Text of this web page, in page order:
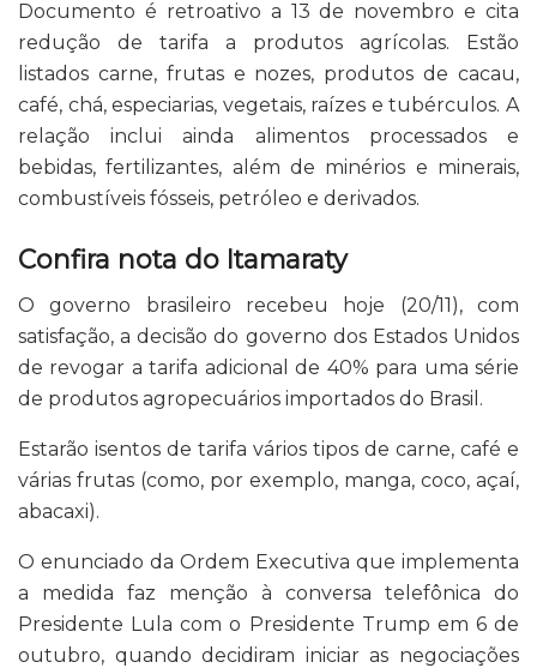
Documento é retroativo a 13 de novembro e cita
redução de tarifa a produtos agrícolas. Estão
listados carne, frutas e nozes, produtos de cacau,
café, chá, especiarias, vegetais, raízes e tubérculos. A
relação inclui ainda alimentos processados e
bebidas, fertilizantes, além de minérios e minerais,
combustíveis fósseis, petróleo e derivados.
Confira nota do Itamaraty
O governo brasileiro recebeu hoje (20/11), com
satisfação, a decisão do governo dos Estados Unidos
de revogar a tarifa adicional de 40% para uma série
de produtos agropecuários importados do Brasil.
Estarão isentos de tarifa vários tipos de carne, café e
várias frutas (como, por exemplo, manga, coco, açaí,
abacaxi).
O enunciado da Ordem Executiva que implementa
a medida faz menção à conversa telefônica do
Presidente Lula com o Presidente Trump em 6 de
outubro, quando decidiram iniciar as negociações